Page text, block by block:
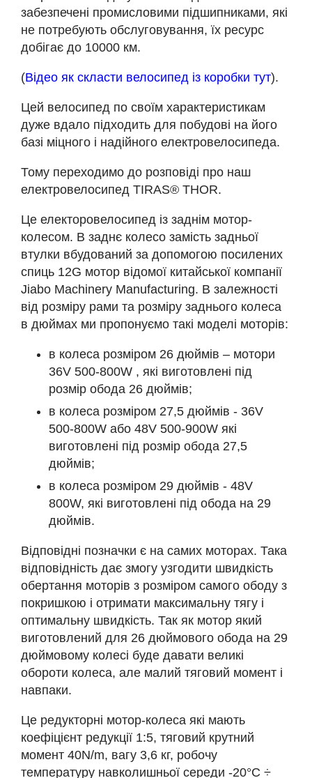
забезпечені промисловими підшипниками, які
не потребують обслуговування, їх ресурс
добігає до 10000 км.
(Відео як скласти велосипед із коробки тут).
Цей велосипед по своїм характеристикам
дуже вдало підходить для побудові на його
базі міцного і надійного електровелосипеда.
Тому переходимо до розповіді про наш
електровелосипед TIRAS® THOR.
Це електоровелосипед із заднім мотор-
колесом. В заднє колесо замість задньої
втулки вбудований за допомогою посилених
спиць 12G мотор відомої китайської компанії
Jiabo Machinery Manufacturing. В залежності
від розміру рами та розміру заднього колеса
в дюймах ми пропонуємо такі моделі моторів:
в колеса розміром 26 дюймів – мотори
36V 500-800W , які виготовлені під
розмір обода 26 дюймів;
в колеса розміром 27,5 дюймів - 36V
500-800W або 48V 500-900W які
виготовлені під розмір обода 27,5
дюймів;
в колеса розміром 29 дюймів - 48V
800W, які виготовлені під обода на 29
дюймів.
Відповідні позначки є на самих моторах. Така
відповідність дає змогу узгодити швидкість
обертання моторів з розміром самого ободу з
покришкою і отримати максимальну тягу і
оптимальну швидкість. Так як мотор який
виготовлений для 26 дюймового обода на 29
дюймовому колесі буде давати великі
обороти колеса, але малий тяговий момент і
навпаки.
Це редукторні мотор-колеса які мають
коефіцієнт редукції 1:5, тяговий крутний
момент 40N/m, вагу 3,6 кг, робочу
температуру навколишньої середи -20°С ÷